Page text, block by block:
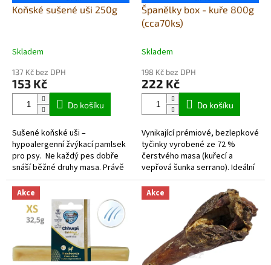
Koňské sušené uši 250g
Skladem
137 Kč bez DPH
153 Kč
Do košíku
Sušené koňské uši –
hypoalergenní žvýkací pamlsek
pro psy. Ne každý pes dobře
snáší běžné druhy masa. Právě
proto jsou sušené koňské uši
oblíbenou volbou pro psy s...
Španělky box - kuře 800g
(cca70ks)
Skladem
198 Kč bez DPH
222 Kč
Do košíku
Vynikající prémiové, bezlepkové
tyčinky vyrobené ze 72 %
čerstvého masa (kuřecí a
vepřová šunka serrano). Ideální
každodenní odměna i doplněk
stravy, bohatý na bílkoviny, s...
Akce Akce